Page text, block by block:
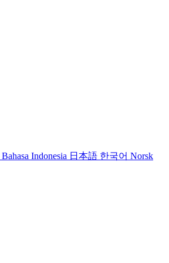
Bahasa Indonesia 日本語 한국어 Norsk